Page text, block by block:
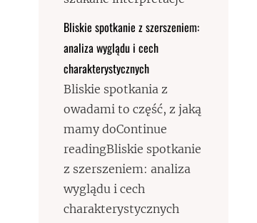
Bliskie spotkanie z szerszeniem:
analiza wyglądu i cech
charakterystycznych
Bliskie spotkania z
owadami to część, z jaką
mamy doContinue
readingBliskie spotkanie
z szerszeniem: analiza
wyglądu i cech
charakterystycznych